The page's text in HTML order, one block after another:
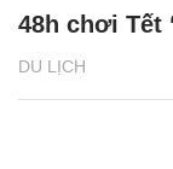
DU LỊCH
48h chơi Tết